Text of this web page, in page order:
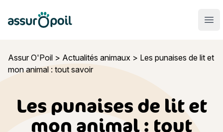
Assur O'Poil
Assur O'Poil > Actualités animaux > Les punaises de lit et
mon animal : tout savoir
Les punaises de lit et
mon animal : tout